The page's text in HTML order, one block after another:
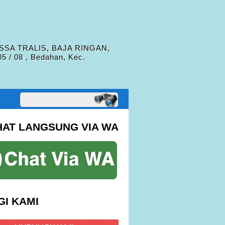
TRALIS, BAJA RINGAN,
/ 08 , Bedahan, Kec.
LANGSUNG VIA WA
KAMI